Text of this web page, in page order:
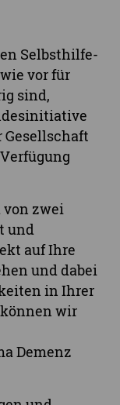
Selbsthilfe-
vor für
sind,
Gesellschaft
von zwei
und
auf Ihre
und dabei
in Ihrer
wir
Demenz